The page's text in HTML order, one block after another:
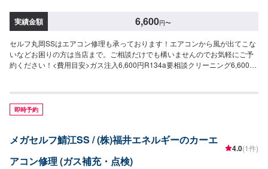
実績金額 6,600円〜
セルフ丸岡SSはエアコン修理も承っております！エアコンから風が出てこな
いなどお困りの方は当店まで。ご相談だけでも構いませんのでお気軽にご予
約ください！<費用目安>ガス注入6,600円R134a要相談クリーニング6,600円
即時予約
メガセルフ鯖江SS / (株)福井エネルギーのカーエ
アコン修理 (ガス補充・点検)
4.0(1件)